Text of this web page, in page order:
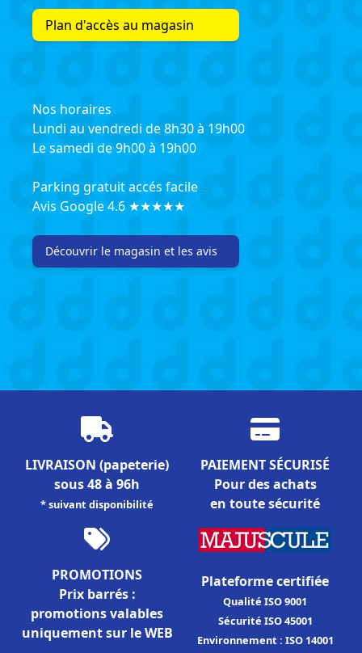
Plan d'accès au magasin
Nos horaires
Lundi au vendredi de 8h30 à 19h00
Le samedi de 9h00 à 19h00
Parking gratuit accés facile
Avis Google 4.6 ★★★★★
Découvrir le magasin et les avis
LIVRAISON (papeterie)
sous 48 à 96h
* suivant disponibilité
PAIEMENT SÉCURISÉ
Pour des achats
en toute sécurité
PROMOTIONS
Prix barrés :
promotions valables
uniquement sur le WEB
Plateforme certifiée
Qualité ISO 9001
Sécurité ISO 45001
Environnement : ISO 14001